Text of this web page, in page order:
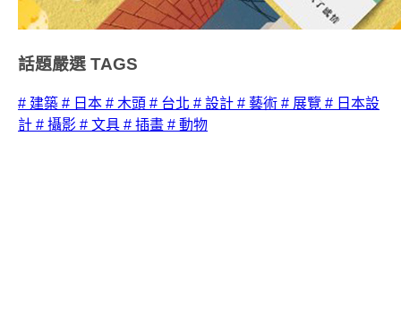
話題嚴選 TAGS
# 建築 # 日本 # 木頭 # 台北 # 設計 # 藝術 # 展覽 # 日本設
計 # 攝影 # 文具 # 插畫 # 動物